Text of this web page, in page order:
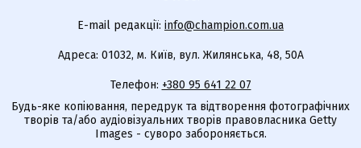
E-mail редакції: info@champion.com.ua
Адреса: 01032, м. Київ, вул. Жилянська, 48, 50А
Телефон: +380 95 641 22 07
Будь-яке копіювання, передрук та відтворення фотографічних
творів та/або аудіовізуальних творів правовласника Getty
Images - суворо забороняється.